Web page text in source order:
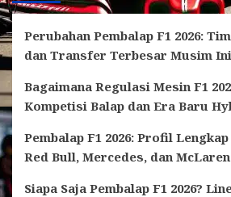
Perubahan Pembalap F1 2026:
dan Transfer Terbesar Musim Ini
Bagaimana Regulasi Mesin F1
Kompetisi Balap dan Era Baru
Pembalap F1 2026: Profil
Red Bull, Mercedes, dan McLaren
Siapa Saja Pembalap F1 2026?